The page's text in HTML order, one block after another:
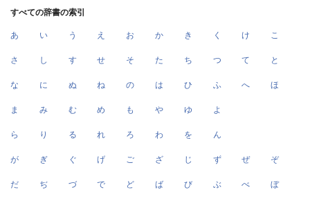
すべての辞書の索引
あ い う え お か き く け こ
さ し す せ そ た ち つ て と
な に ぬ ね の は ひ ふ へ ほ
ま み む め も や ゆ よ
ら り る れ ろ わ を ん
が ぎ ぐ げ ご ざ じ ず ぜ ぞ
だ ぢ づ で ど ば び ぶ べ ぼ